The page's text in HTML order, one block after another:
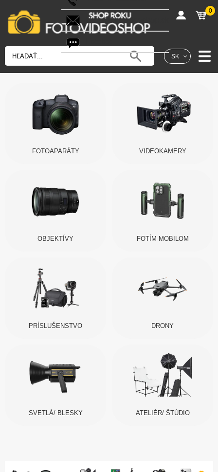
SK
shop@fotovideoshop.sk
0
FOTOAPARÁTY VIDEOKAMERY
OBJEKTÍVY FOTÍM MOBILOM
PRÍSLUŠENSTVO DRONY
SVETLÁ/ BLESKY ATELIÉR/ ŠTÚDIO